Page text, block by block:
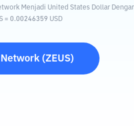
Menjadi United States Dollar
= 0.00246359 USD
(ZEUS)